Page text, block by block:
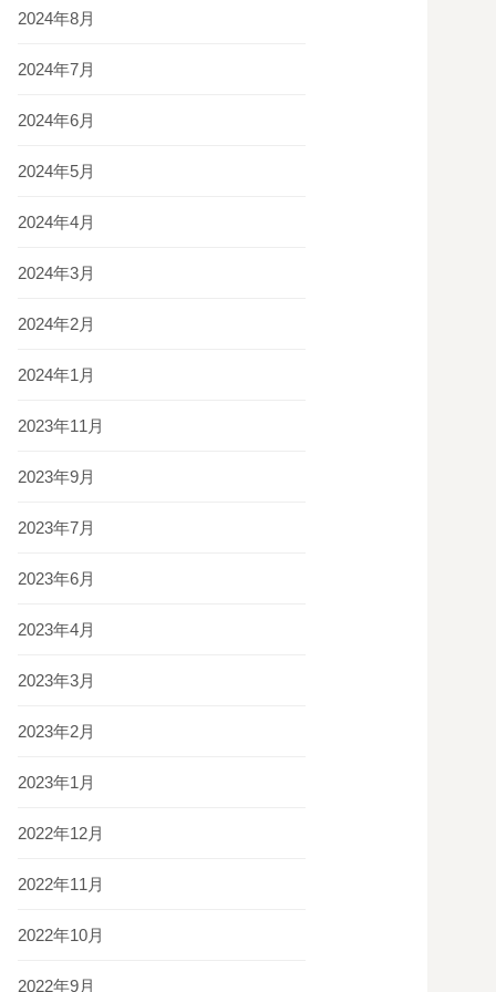
2024年8月
2024年7月
2024年6月
2024年5月
2024年4月
2024年3月
2024年2月
2024年1月
2023年11月
2023年9月
2023年7月
2023年6月
2023年4月
2023年3月
2023年2月
2023年1月
2022年12月
2022年11月
2022年10月
2022年9月